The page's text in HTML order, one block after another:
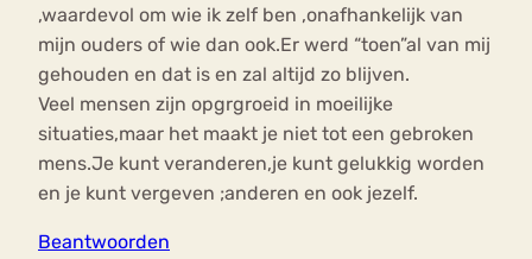
,waardevol om wie ik zelf ben ,onafhankelijk van
mijn ouders of wie dan ook.Er werd “toen”al van mij
gehouden en dat is en zal altijd zo blijven.
Veel mensen zijn opgrgroeid in moeilijke
situaties,maar het maakt je niet tot een gebroken
mens.Je kunt veranderen,je kunt gelukkig worden
en je kunt vergeven ;anderen en ook jezelf.
Beantwoorden